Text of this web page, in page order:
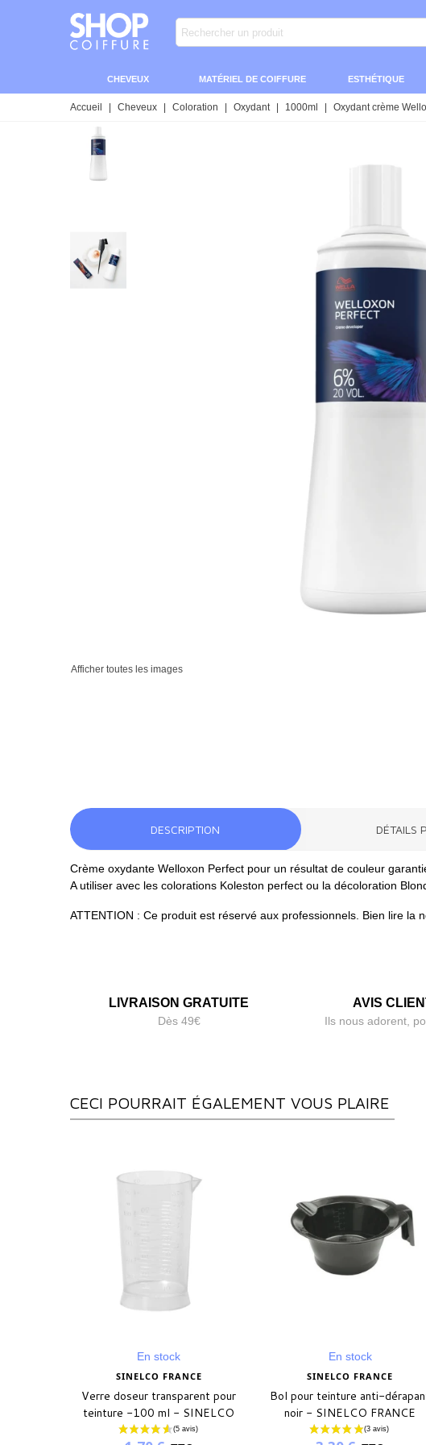
CHEVEUX MATÉRIEL DE COIFFURE ESTHÉTIQUE
Accueil Cheveux Coloration Oxydant 1000ml Oxydant crème
Afficher toutes les images
DESCRIPTION DÉTAILS
Crème oxydante Welloxon Perfect pour un résultat de couleur
A utiliser avec les colorations Koleston perfect ou la décoloration
ATTENTION : Ce produit est réservé aux professionnels. Bien lire la
LIVRAISON GRATUITE
Dès 49€
AVIS
Ils nous adorent,
CECI POURRAIT ÉGALEMENT VOUS PLAIRE
En stock
SINELCO FRANCE
Bol pour teinture anti-dérapant
noir - SINELCO FRANCE
En stock
WELLA PROFESSIONALS
Crème Protectrice Peau 75ml
19,60 €